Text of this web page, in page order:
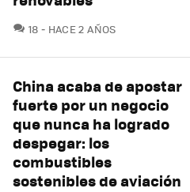
18 COMENTARIOS
HACE 2 AÑOS
China acaba de apostar
fuerte por un negocio
que nunca ha logrado
despegar: los
combustibles
sostenibles de aviación